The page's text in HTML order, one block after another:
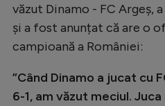
văzut Dinamo - FC Argeș,
și a fost anunțat că are o
campioană a României:
”Când Dinamo a jucat cu
6-1, am văzut meciul.